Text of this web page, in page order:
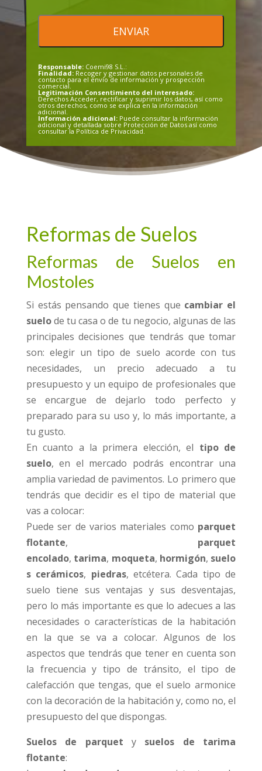
este
campo
vacío.
Responsable:Coemi98 S.L.:
Finalidad:Recoger y gestionar datos personales de
contacto para el envío de información y prospección
comercial.
Legitimación Consentimiento del interesado:
Derechos Acceder, rectificar y suprimir los datos, así como
otros derechos, como se explica en la información
adicional.
Información adicional:Puede consultar la información
adicional y detallada sobre Protección de Datos así como
consultar la Política de Privacidad.
Reformas de Suelos
Reformas de Suelos en
Mostoles
Si estás pensando que tienes que cambiar el
suelode tu casa o de tu negocio, algunas de las
principales decisiones que tendrás que tomar
son: elegir un tipo de suelo acorde con tus
necesidades, un precio adecuado a tu
presupuesto y un equipo de profesionales que
se encargue de dejarlo todo perfecto y
preparado para su uso y, lo más importante, a
tu gusto.
En cuanto a la primera elección, el tipo de
suelo, en el mercado podrás encontrar una
amplia variedad de pavimentos. Lo primero que
tendrás que decidir es el tipo de material que
vas a colocar:
Puede ser de varios materiales como parquet
flotante, parquet
encolado, tarima, moqueta, hormigón, suelo
s cerámicos, piedras, etcétera. Cada tipo de
suelo tiene sus ventajas y sus desventajas,
pero lo más importante es que lo adecues a las
necesidades o características de la habitación
en la que se va a colocar. Algunos de los
aspectos que tendrás que tener en cuenta son
la frecuencia y tipo de tránsito, el tipo de
calefacción que tengas, que el suelo armonice
con la decoración de la habitación y, como no, el
presupuesto del que dispongas.
Suelos de parquet y suelos de tarima
flotante: